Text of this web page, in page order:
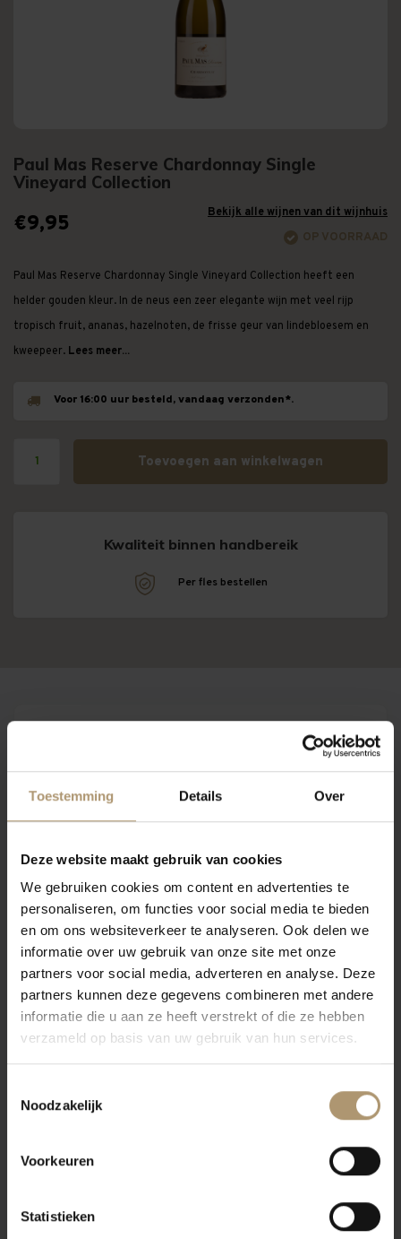
Toestemming Details Over
Deze website maakt gebruik van cookies
We gebruiken cookies om content en advertenties te
personaliseren, om functies voor social media te bieden
en om ons websiteverkeer te analyseren. Ook delen we
informatie over uw gebruik van onze site met onze
partners voor social media, adverteren en analyse. Deze
partners kunnen deze gegevens combineren met andere
informatie die u aan ze heeft verstrekt of die ze hebben
verzameld op basis van uw gebruik van hun services.
Noodzakelijk
Voorkeuren
Statistieken
Paul Mas Reserve Chardonnay Single
Vineyard Collection
€9,95
Bekijk alle wijnen van dit wijnhuis
OP VOORRAAD
Paul Mas Reserve Chardonnay Single Vineyard Collection heeft een
helder gouden kleur. In de neus een zeer elegante wijn met veel rijp
tropisch fruit, ananas, hazelnoten, de frisse geur van lindebloesem en
kweepeer. Lees meer...
Voor 16:00 uur besteld, vandaag verzonden*.
Toevoegen aan winkelwagen
Kwaliteit binnen handbereik
Per fles bestellen
Over Paul Mas
Proefnotitie
Deze Chardonnay heeft een helder gouden kleur met strogele
tinten. In de neus een zeer elegante wijn met veel rijp tropisch
fruit, ananas, hazelnoten, de frisse geur van lindebloesem en
brood. Op het palet komen frisse aroma’s van groene en rode
appels naar voren vergezeld met gedroogd citrusfruit. De wijn is
heerlijk fris, droog maar toch fruitig met een lichte tot medium
body. In de afdronk tinten van ananas, kalksteen en limoen. De
wijn rijpt nog mooi verder in de fles. Wanneer in de eerste 3 jaar
Eten & drinken
ook met wit vlees en ganzenlever paté, zachte kaas, vlaai en fruit